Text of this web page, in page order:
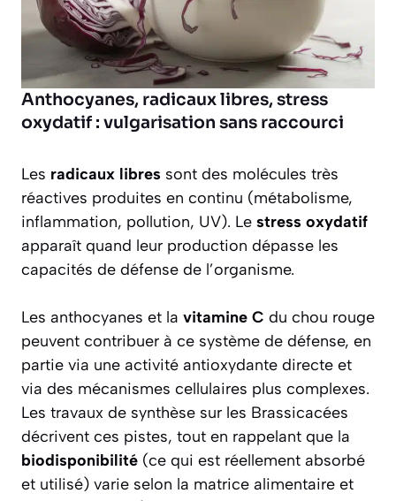
Anthocyanes, radicaux libres, stress
oxydatif : vulgarisation sans raccourci
Les radicaux libres sont des molécules très
réactives produites en continu (métabolisme,
inflammation, pollution, UV). Le stress oxydatif
apparaît quand leur production dépasse les
capacités de défense de l’organisme.
Les anthocyanes et la vitamine C du chou rouge
peuvent contribuer à ce système de défense, en
partie via une activité antioxydante directe et
via des mécanismes cellulaires plus complexes.
Les travaux de synthèse sur les Brassicacées
décrivent ces pistes, tout en rappelant que la
biodisponibilité (ce qui est réellement absorbé
et utilisé) varie selon la matrice alimentaire et